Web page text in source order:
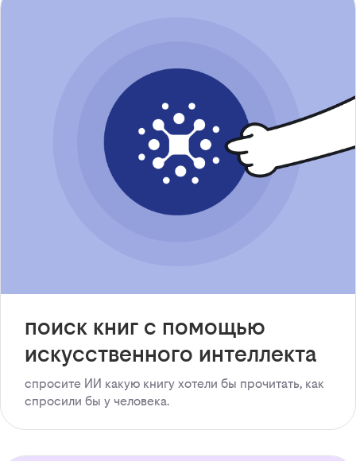
поиск книг с помощью
искусственного интеллекта
спросите ИИ какую книгу хотели бы прочитать, как
спросили бы у человека.